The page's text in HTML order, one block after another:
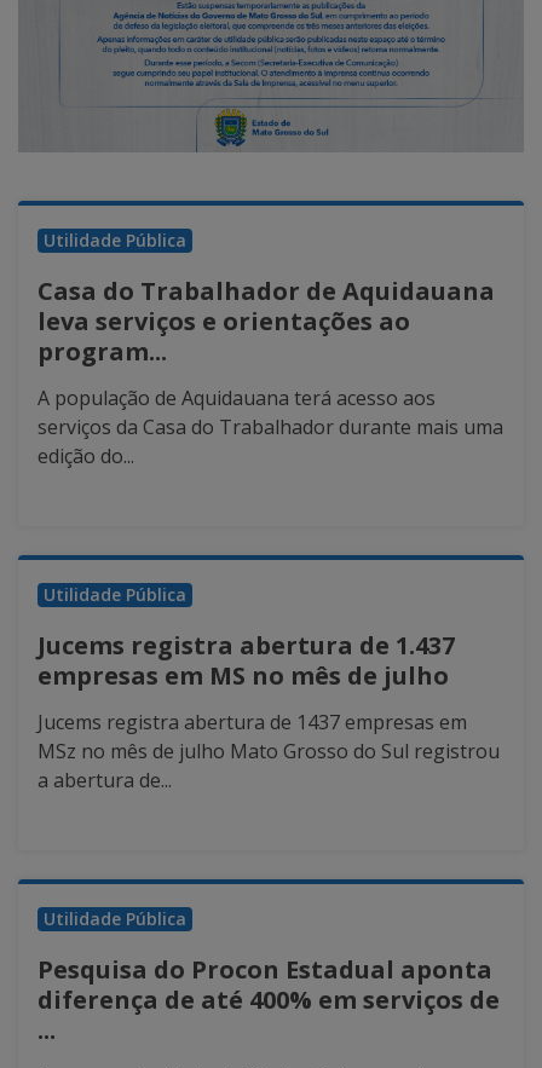
Utilidade Pública
Casa do Trabalhador de Aquidauana
leva serviços e orientações ao
program...
A população de Aquidauana terá acesso aos
serviços da Casa do Trabalhador durante mais uma
edição do...
Utilidade Pública
Jucems registra abertura de 1.437
empresas em MS no mês de julho
Jucems registra abertura de 1437 empresas em
MSz no mês de julho Mato Grosso do Sul registrou
a abertura de...
Utilidade Pública
Pesquisa do Procon Estadual aponta
diferença de até 400% em serviços de
...